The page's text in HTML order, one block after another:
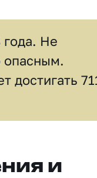
Не
опасным.
достигать
и